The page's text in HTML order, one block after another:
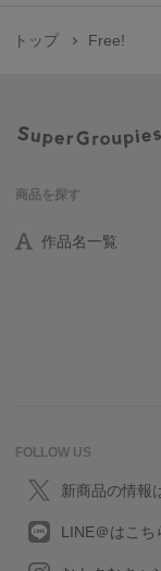
トップ Free!
商品を探す
作品名一覧
FOLLOW US
新商品の情報
LINE＠はこち